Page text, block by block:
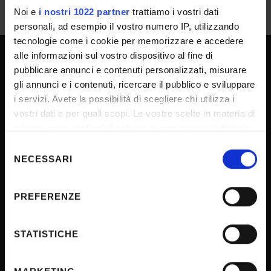
Noi e i nostri 1022 partner trattiamo i vostri dati
personali, ad esempio il vostro numero IP, utilizzando
tecnologie come i cookie per memorizzare e accedere
alle informazioni sul vostro dispositivo al fine di
pubblicare annunci e contenuti personalizzati, misurare
gli annunci e i contenuti, ricercare il pubblico e sviluppare
i servizi. Avete la possibilità di scegliere chi utilizza i
vostri dati e per quali scopi. Le vostre scelte in materia di
modificare o revocare il proprio consenso in qualsiasi
momento dalla Dichiarazione sui cookie o facendo clic
raccogliere informazioni sulla tua posizione
geografica, con un'approssimazione di qualche
delNECESSARI
PREFERENZE
STATISTICHE
UNIVERSITY SERVICES
Transparency
Job vacancies
Notifications
Privacy policy